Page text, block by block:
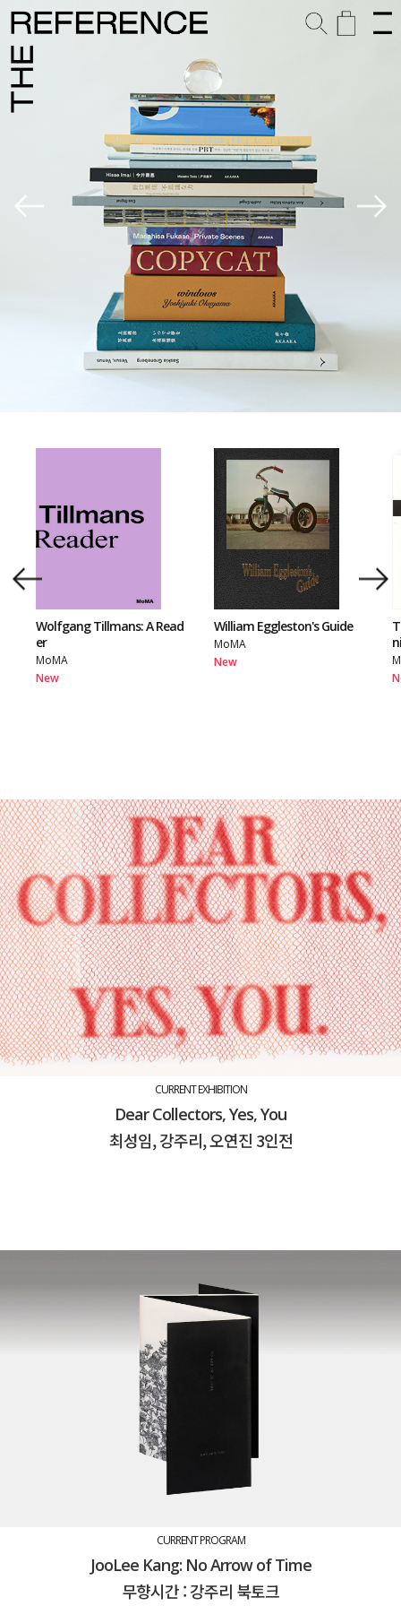
Wolfgang Tillmans: A Read
er
MoMA
New
William Eggleston's Guide
MoMA
New
CURRENT EXHIBITION
Dear Collectors, Yes, You
최성임, 강주리, 오연진 3인전
CURRENT PROGRAM
JooLee Kang: No Arrow of Time
무향시간 : 강주리 북토크